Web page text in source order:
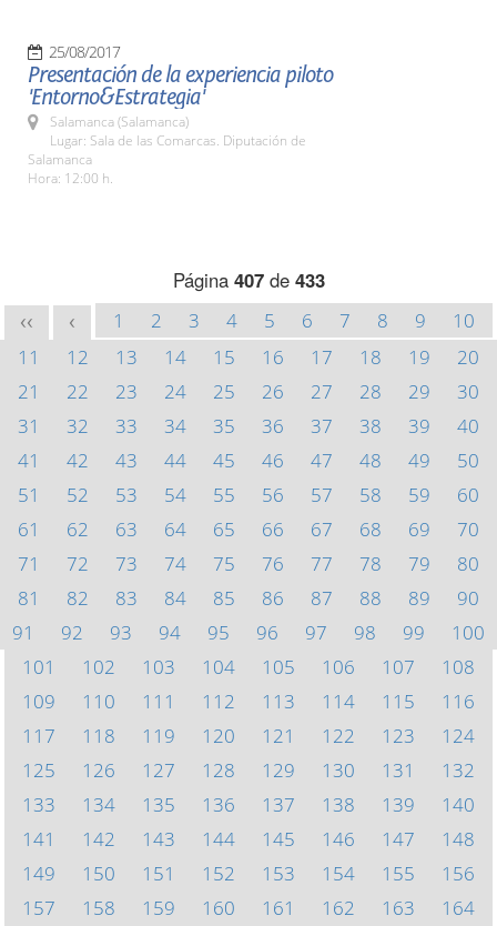
25/08/2017
Presentación de la experiencia piloto
'Entorno&Estrategia'
Salamanca (Salamanca)
Lugar: Sala de las Comarcas. Diputación de
Salamanca
Hora: 12:00 h.
Página 407de 433
<< < 1 2 3 4 5 6 7 8 9
10
11
12 13 14 15 16 17 18 19
20
21
22 23 24 25 26 27 28 29
30
31
32 33 34 35 36 37 38 39
40
41
42 43 44 45 46 47 48 49
50
51
52 53 54 55 56 57 58 59
60
61
62 63 64 65 66 67 68 69
70
71
72 73 74 75 76 77 78 79
80
81
82 83 84 85 86 87 88 89
90
91
92 93 94 95 96 97 98 99
100
101
102 103 104 105 106 107
108
109
110 111 112 113 114 115
116
117
118 119 120 121 122 123
124
125
126 127 128 129 130 131
132
133
134 135 136 137 138 139
140
141
142 143 144 145 146 147
148
149
150 151 152 153 154 155
156
157
158 159 160 161 162 163
164